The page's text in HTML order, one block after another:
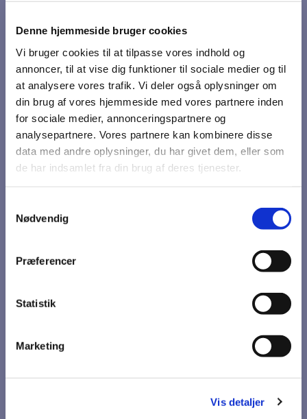
Denne hjemmeside bruger cookies
Vi bruger cookies til at tilpasse vores indhold og
annoncer, til at vise dig funktioner til sociale medier og til
at analysere vores trafik. Vi deler også oplysninger om
din brug af vores hjemmeside med vores partnere inden
for sociale medier, annonceringspartnere og
analysepartnere. Vores partnere kan kombinere disse
data med andre oplysninger, du har givet dem, eller som
de har indsamlet fra din brug af deres tjenester.
Nødvendig
Præferencer
Statistik
Marketing
Vis detaljer
Du vil måske også kunne